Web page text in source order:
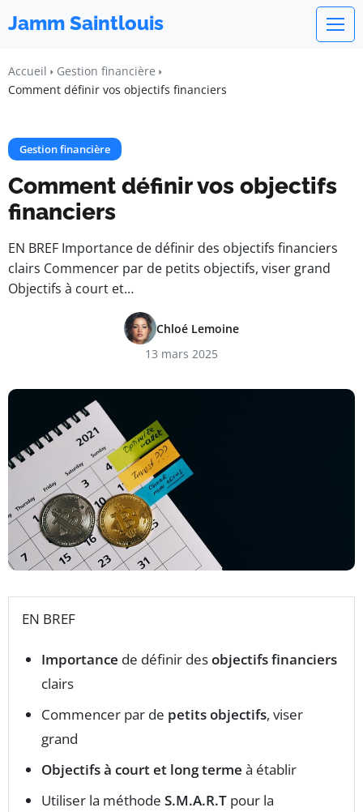
Jamm Saintlouis
Accueil
Gestion financière
Comment définir vos objectifs financiers
Gestion financière
Comment définir vos objectifs
financiers
EN BREF Importance de définir des objectifs financiers
clairs Commencer par de petits objectifs, viser grand
Objectifs à court et…
Chloé Lemoine
13 mars 2025
EN BREF
Importance de définir desobjectifs financiers
clairs
Commencer par de petits objectifs, viser
grand
Objectifs à court et long terme à établir
Utiliser la méthode S.M.A.R.T pour la